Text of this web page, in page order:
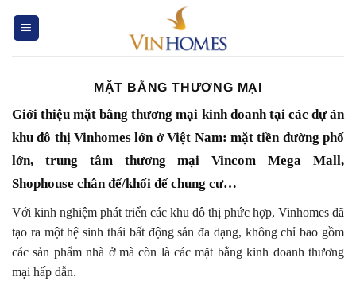
MẶT BẰNG THƯƠNG MẠI
Giới thiệu mặt bằng thương mại kinh doanh tại các dự án
khu đô thị Vinhomes lớn ở Việt Nam: mặt tiền đường phố
lớn, trung tâm thương mại Vincom Mega Mall,
Shophouse chân đế/khối đế chung cư…
Với kinh nghiệm phát triển các khu đô thị phức hợp, Vinhomes đã
tạo ra một hệ sinh thái bất động sản đa dạng, không chỉ bao gồm
các sản phẩm nhà ở mà còn là các mặt bằng kinh doanh thương
mại hấp dẫn.